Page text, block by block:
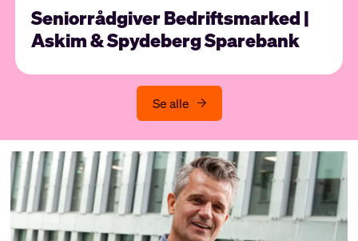
Seniorrådgiver Bedriftsmarked |
Askim & Spydeberg Sparebank
Se alle